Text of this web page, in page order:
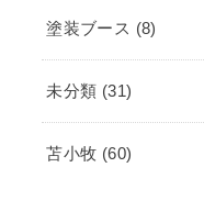
塗装ブース (8)
未分類 (31)
苫小牧 (60)